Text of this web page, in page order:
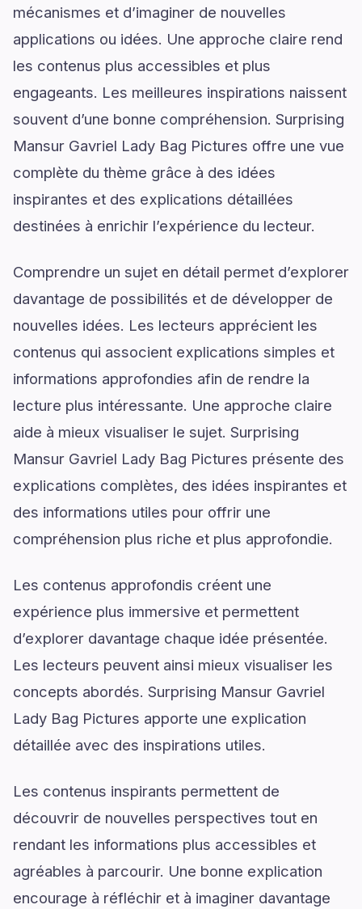
mécanismes et d’imaginer de nouvelles
applications ou idées. Une approche claire rend
les contenus plus accessibles et plus
engageants. Les meilleures inspirations naissent
souvent d’une bonne compréhension. Surprising
Mansur Gavriel Lady Bag Pictures offre une vue
complète du thème grâce à des idées
inspirantes et des explications détaillées
destinées à enrichir l’expérience du lecteur.
Comprendre un sujet en détail permet d’explorer
davantage de possibilités et de développer de
nouvelles idées. Les lecteurs apprécient les
contenus qui associent explications simples et
informations approfondies afin de rendre la
lecture plus intéressante. Une approche claire
aide à mieux visualiser le sujet. Surprising
Mansur Gavriel Lady Bag Pictures présente des
explications complètes, des idées inspirantes et
des informations utiles pour offrir une
compréhension plus riche et plus approfondie.
Les contenus approfondis créent une
expérience plus immersive et permettent
d’explorer davantage chaque idée présentée.
Les lecteurs peuvent ainsi mieux visualiser les
concepts abordés. Surprising Mansur Gavriel
Lady Bag Pictures apporte une explication
détaillée avec des inspirations utiles.
Les contenus inspirants permettent de
découvrir de nouvelles perspectives tout en
rendant les informations plus accessibles et
agréables à parcourir. Une bonne explication
encourage à réfléchir et à imaginer davantage